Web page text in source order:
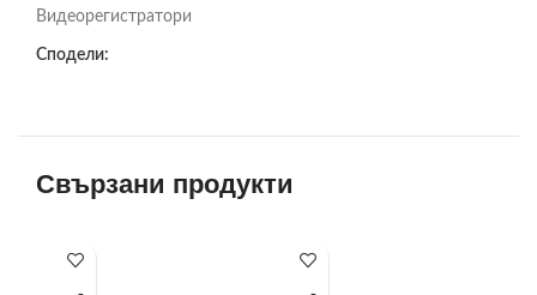
Видеорегистратори
Сподели:
Свързани продукти